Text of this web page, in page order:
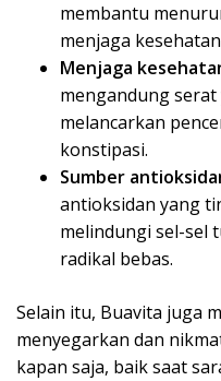
membantu
menjaga
Menjaga
mengandung
melancarkan
konstipasi.
Sumber
antioksidan yang
melindungi sel-sel
radikal bebas.
Selain itu, Buavita juga
menyegarkan dan
kapan saja, baik saat